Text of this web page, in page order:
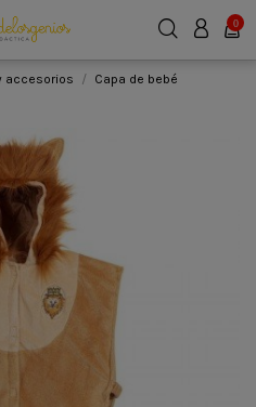
0
accesorios
Capa de bebé